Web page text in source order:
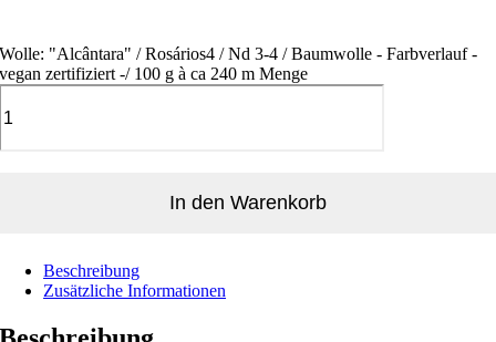
Wolle: "Alcântara" / Rosários4 / Nd 3-4 / Baumwolle - Farbverlauf -
vegan zertifiziert -/ 100 g à ca 240 m Menge
In den Warenkorb
Beschreibung
Zusätzliche Informationen